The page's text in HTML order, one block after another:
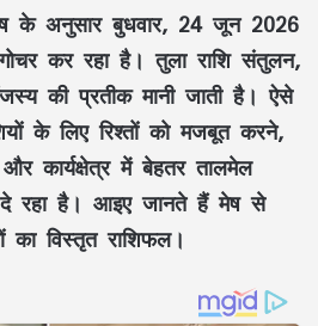
के अनुसार बुधवार, 24 जून 2026
कर रहा है। तुला राशि संतुलन,
की प्रतीक मानी जाती है। ऐसे
के लिए रिश्तों को मजबूत करने,
कार्यक्षेत्र में बेहतर तालमेल
रहा है। आइए जानते हैं मेष से
विस्तृत राशिफल।